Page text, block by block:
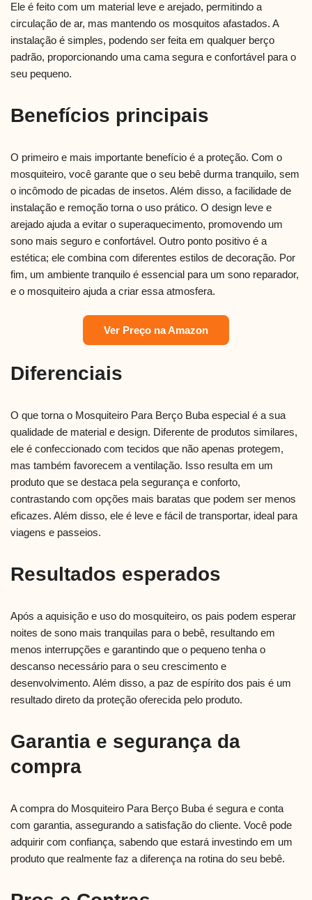
Ele é feito com um material leve e arejado, permitindo a
circulação de ar, mas mantendo os mosquitos afastados. A
instalação é simples, podendo ser feita em qualquer berço
padrão, proporcionando uma cama segura e confortável para o
seu pequeno.
Benefícios principais
O primeiro e mais importante benefício é a proteção. Com o
mosquiteiro, você garante que o seu bebê durma tranquilo, sem
o incômodo de picadas de insetos. Além disso, a facilidade de
instalação e remoção torna o uso prático. O design leve e
arejado ajuda a evitar o superaquecimento, promovendo um
sono mais seguro e confortável. Outro ponto positivo é a
estética; ele combina com diferentes estilos de decoração. Por
fim, um ambiente tranquilo é essencial para um sono reparador,
e o mosquiteiro ajuda a criar essa atmosfera.
Ver Preço na Amazon
Diferenciais
O que torna o Mosquiteiro Para Berço Buba especial é a sua
qualidade de material e design. Diferente de produtos similares,
ele é confeccionado com tecidos que não apenas protegem,
mas também favorecem a ventilação. Isso resulta em um
produto que se destaca pela segurança e conforto,
contrastando com opções mais baratas que podem ser menos
eficazes. Além disso, ele é leve e fácil de transportar, ideal para
viagens e passeios.
Resultados esperados
Após a aquisição e uso do mosquiteiro, os pais podem esperar
noites de sono mais tranquilas para o bebê, resultando em
menos interrupções e garantindo que o pequeno tenha o
descanso necessário para o seu crescimento e
desenvolvimento. Além disso, a paz de espírito dos pais é um
resultado direto da proteção oferecida pelo produto.
Garantia e segurança da
compra
A compra do Mosquiteiro Para Berço Buba é segura e conta
com garantia, assegurando a satisfação do cliente. Você pode
adquirir com confiança, sabendo que estará investindo em um
produto que realmente faz a diferença na rotina do seu bebê.